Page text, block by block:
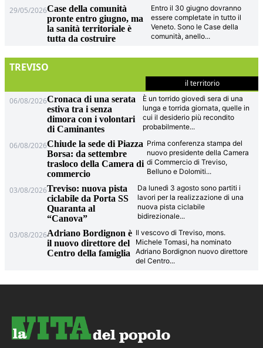
29/05/2026Case della comunità
pronte entro giugno, ma
la sanità territoriale è
tutta da costruire
Entro il 30 giugno dovranno
essere completate in tutto il
Veneto. Sono le Case della
comunità, anello...
TREVISO
il territorio
06/08/2026Cronaca di una serata
estiva tra i senza
dimora con i volontari
di Caminantes
È un torrido giovedì sera di una
lunga e torrida giornata, quelle in
cui il desiderio più recondito
probabilmente...
06/08/2026Chiude la sede di Piazza
Borsa: da settembre
trasloco della Camera di
commercio
Prima conferenza stampa del
nuovo presidente della Camera
di Commercio di Treviso,
Belluno e Dolomiti...
03/08/2026Treviso: nuova pista
ciclabile da Porta SS
Quaranta al
“Canova”
Da lunedì 3 agosto sono partiti i
lavori per la realizzazione di una
nuova pista ciclabile
bidirezionale...
03/08/2026Adriano Bordignon è
il nuovo direttore del
Centro della famiglia
Il vescovo di Treviso, mons.
Michele Tomasi, ha nominato
Adriano Bordignon nuovo direttore
del Centro...